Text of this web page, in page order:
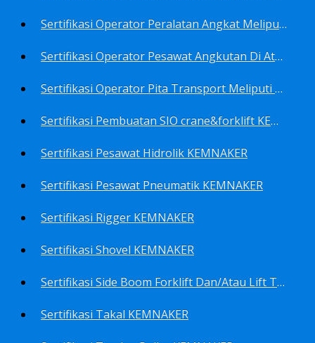
Sertifikasi Operator Peralatan Angkat Meliputi Operator Dongkrak Mekanik (Lier) KEMNAKER
Sertifikasi Operator Pesawat Angkutan Di Atas Landasan Dan Di Atas Permukaan Meliputi Antara Lain Operator: Dump Truk KEMNAKER
Sertifikasi Operator Pita Transport Meliputi Operator Eskalator KEMNAKER
Sertifikasi Pembuatan SIO crane&forklift KEMNAKER
Sertifikasi Pesawat Hidrolik KEMNAKER
Sertifikasi Pesawat Pneumatik KEMNAKER
Sertifikasi Rigger KEMNAKER
Sertifikasi Shovel KEMNAKER
Sertifikasi Side Boom Forklift Dan/Atau Lift Truk KEMNAKER
Sertifikasi Takal KEMNAKER